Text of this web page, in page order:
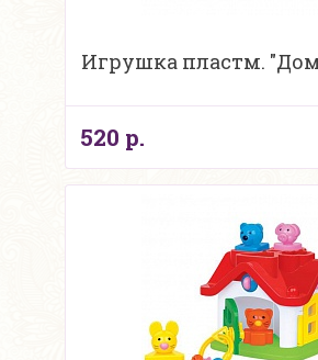
Игрушка пластм.
520 р.